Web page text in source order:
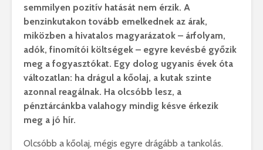
semmilyen pozitív hatását nem érzik. A
benzinkutakon tovább emelkednek az árak,
miközben a hivatalos magyarázatok – árfolyam,
adók, finomítói költségek – egyre kevésbé győzik
meg a fogyasztókat. Egy dolog ugyanis évek óta
változatlan: ha drágul a kőolaj, a kutak szinte
azonnal reagálnak. Ha olcsóbb lesz, a
pénztárcánkba valahogy mindig késve érkezik
meg a jó hír.
Olcsóbb a kőolaj, mégis egyre drágább a tankolás.